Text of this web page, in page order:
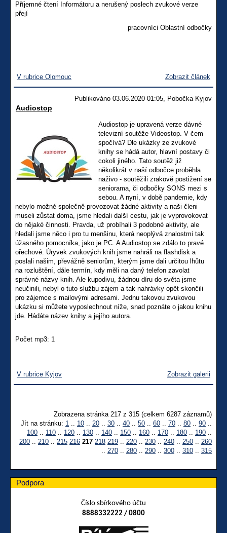
Příjemné čtení Informátoru a nerušený poslech zvukové verze
přejí
pracovníci Oblastní odbočky
V rubrice Olomouc Zobrazit článek
Publikováno 03.06.2020 01:05, Pobočka Kyjov
Audiostop
Audiostop je upravená verze dávné
televizní soutěže Videostop. V čem
spočívá? Dle ukázky ze zvukové
knihy se hádá autor, hlavní postavy či
cokoli jiného. Tato soutěž již
několikrát v naší odbočce proběhla
naživo - soutěžili zrakově postižení se
seniorama, či odbočky SONS mezi s
sebou. A nyní, v době pandemie, kdy
nebylo možné společně provozovat žádné aktivity a naši členi
museli zůstat doma, jsme hledali další cestu, jak je vyprovokovat
do nějaké činnosti. Pravda, už probíhali 3 podobné aktivity, ale
hledali jsme něco i pro tu menšinu, která neoplývá znalostmi tak
úžasného pomocníka, jako je PC. A Audiostop se zdálo to pravé
ořechové. Úryvek zvukových knih jsme nahráli na flashdisk a
poslali našim, převážně seniorům, kterým jsme dali určitou lhůtu
na rozluštění, dále termín, kdy měli na daný telefon zavolat
správné názvy knih. Ale kupodivu, žádnou díru do světa jsme
neučinili, nebyl o tuto službu zájem a tak nahrávky opět skončili
pro zájemce s mailovými adresami. Jednu takovou zvukovou
ukázku si můžete vyposlechnout níže, snad poznáte o jakou knihu
jde. Hádáte název knihy a jejího autora.
Počet mp3: 1
V rubrice Kyjov Zobrazit galerii
Zobrazena stránka 217 z 315 (celkem 6287 záznamů)
Jít na stránku: 1 .. 10 .. 20 .. 30 .. 40 .. 50 .. 60 .. 70 .. 80 .. 90 ..
100 .. 110 .. 120 .. 130 .. 140 .. 150 .. 160 .. 170 .. 180 .. 190 ..
200 .. 210 .. 215 216 217 218 219 .. 220 .. 230 .. 240 .. 250 .. 260
.. 270 .. 280 .. 290 .. 300 .. 310 .. 315
Podpora
Číslo sbírkového účtu
8888332222 / 0800